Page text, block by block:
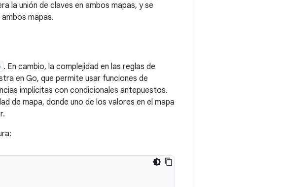
la unión de claves en ambos mapas, y se
mapas.
. En cambio, la complejidad en las reglas de
en Go, que permite usar funciones de
implícitas con condicionales antepuestos.
de mapa, donde uno de los valores en el mapa